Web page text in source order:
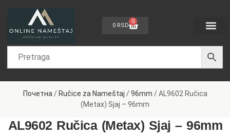
0 RSD
0
Почетна / Ručice za Nameštaj /96mm / AL9602 Ručica
(Metax) Sjaj – 96mm
AL9602 Ručica (Metax) Sjaj – 96mm